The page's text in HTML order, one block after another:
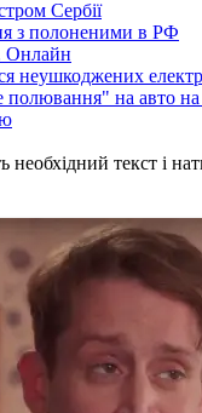
Сербії
з полоненими в РФ
Онлайн
неушкоджених
полювання" на авто
текст і